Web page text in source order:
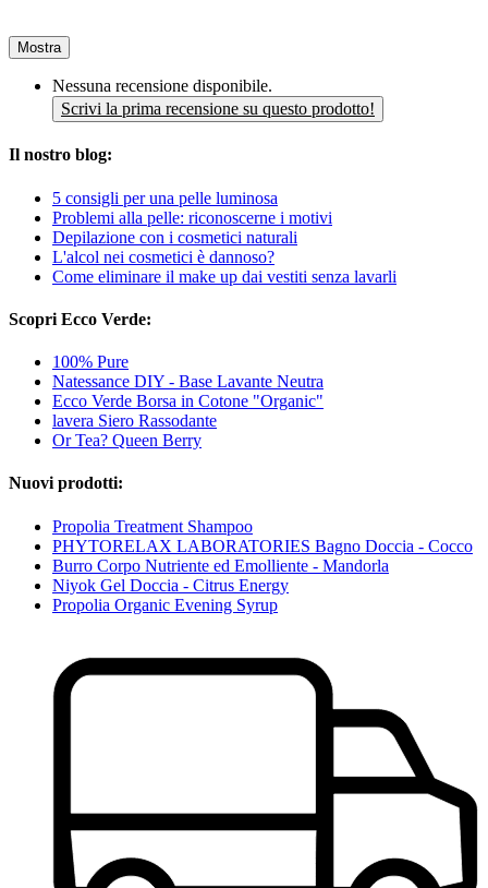
Mostra
Nessuna recensione disponibile.
Scrivi la prima recensione su questo prodotto!
Il nostro blog:
5 consigli per una pelle luminosa
Problemi alla pelle: riconoscerne i motivi
Depilazione con i cosmetici naturali
L'alcol nei cosmetici è dannoso?
Come eliminare il make up dai vestiti senza lavarli
Scopri Ecco Verde:
100% Pure
Natessance DIY - Base Lavante Neutra
Ecco Verde Borsa in Cotone "Organic"
lavera Siero Rassodante
Or Tea? Queen Berry
Nuovi prodotti:
Propolia Treatment Shampoo
PHYTORELAX LABORATORIES Bagno Doccia - Cocco
Burro Corpo Nutriente ed Emolliente - Mandorla
Niyok Gel Doccia - Citrus Energy
Propolia Organic Evening Syrup